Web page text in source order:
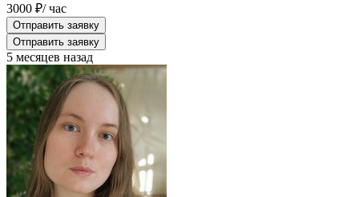
3000 ₽/ час
Отправить заявку
Отправить заявку
5 месяцев назад